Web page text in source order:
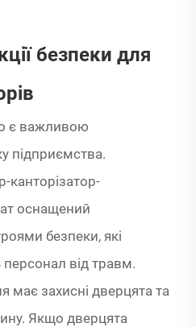
безпеки для
є важливою
підприємства.
канторізатор-
оснащений
безпеки, які
від травм.
має захисні дверцята та
Якщо дверцята